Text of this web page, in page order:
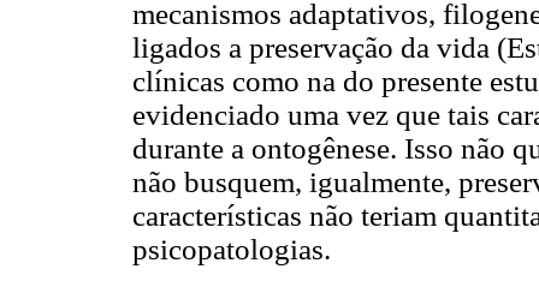
mecanismos adaptativos,
ligados a preservação da vida
clínicas como na do presente
evidenciado uma vez que tais
durante a ontogênese. Isso não
não busquem, igualmente,
características não teriam
psicopatologias.